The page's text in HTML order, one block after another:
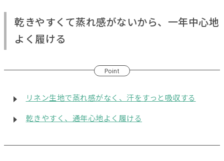
乾きやすくて蒸れ感がないから、一年中心地
よく履ける
Point
リネン生地で蒸れ感がなく、汗をすっと吸収する
乾きやすく、通年心地よく履ける